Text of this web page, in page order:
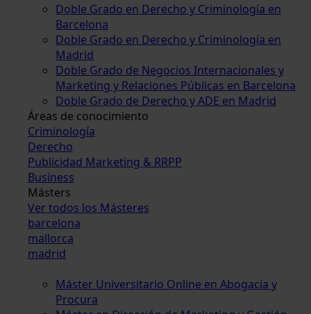
Doble Grado en Derecho y Criminología en
Barcelona
Doble Grado en Derecho y Criminología en
Madrid
Doble Grado de Negocios Internacionales y
Marketing y Relaciones Públicas en Barcelona
Doble Grado de Derecho y ADE en Madrid
Áreas de conocimiento
Criminología
Derecho
Publicidad Marketing & RRPP
Business
Másters
Ver todos los Másteres
barcelona
mallorca
madrid
Máster Universitario Online en Abogacía y
Procura